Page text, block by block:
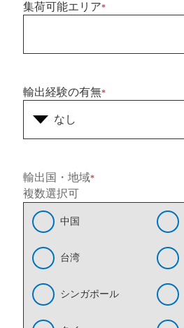
集荷可能エリア*
輸出経験の有無*
輸出国・地域*
複数選択可
中国
台湾
シンガポール